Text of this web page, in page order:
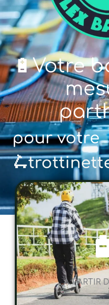
🔋Votre
pour votre
A PARTIR